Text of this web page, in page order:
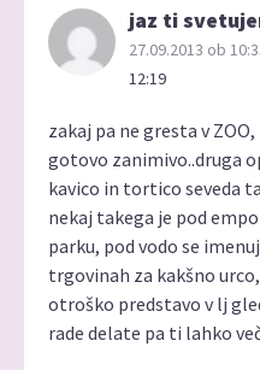
jaz ti
27.09.2013 ob
12:19
zakaj pa ne gresta v
gotovo zanimivo..druga
kavico in tortico seveda
nekaj takega je pod
parku, pod vodo se
trgovinah za kakšno
otroško predstavo v lj
rade delate pa ti lahko